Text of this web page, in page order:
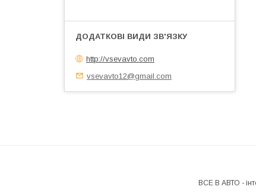
http://vsevavto.com
vsevavto12@gmail.com